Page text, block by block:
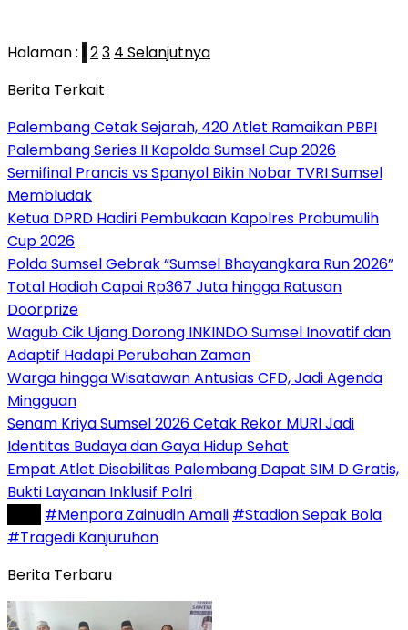
Halaman : 1 23 4 Selanjutnya
Berita Terkait
Palembang Cetak Sejarah, 420 Atlet Ramaikan PBPI
Palembang Series II Kapolda Sumsel Cup 2026
Semifinal Prancis vs Spanyol Bikin Nobar TVRI Sumsel
Membludak
Ketua DPRD Hadiri Pembukaan Kapolres Prabumulih
Cup 2026
Polda Sumsel Gebrak “Sumsel Bhayangkara Run 2026”
Total Hadiah Capai Rp367 Juta hingga Ratusan
Doorprize
Wagub Cik Ujang Dorong INKINDO Sumsel Inovatif dan
Adaptif Hadapi Perubahan Zaman
Warga hingga Wisatawan Antusias CFD, Jadi Agenda
Mingguan
Senam Kriya Sumsel 2026 Cetak Rekor MURI Jadi
Identitas Budaya dan Gaya Hidup Sehat
Empat Atlet Disabilitas Palembang Dapat SIM D Gratis,
Bukti Layanan Inklusif Polri
#Menpora Zainudin Amali #Stadion Sepak Bola
#Tragedi Kanjuruhan
Berita Terbaru